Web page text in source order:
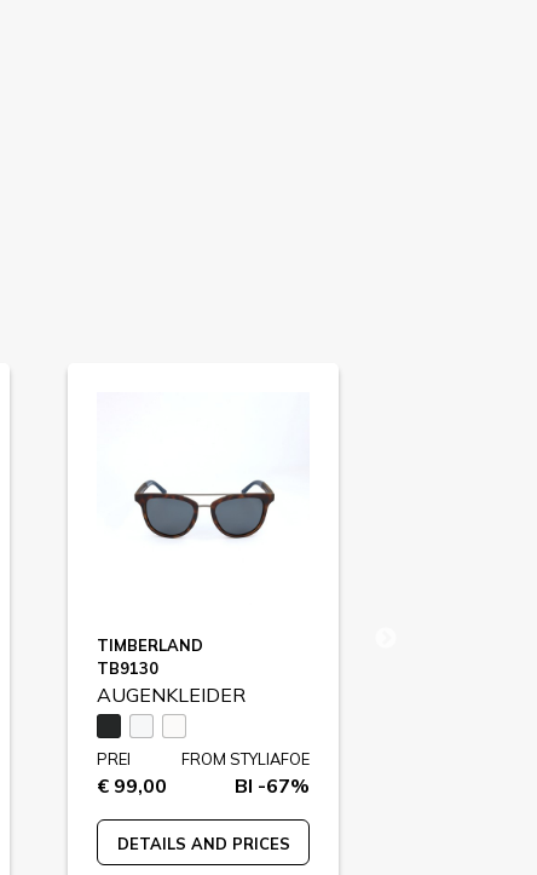
TIMBERLAND
TB9130
AUGENKLEIDER
PREI
€ 99,00
FROM STYLIAFOE
BI -67%
DETAILS AND PRICES